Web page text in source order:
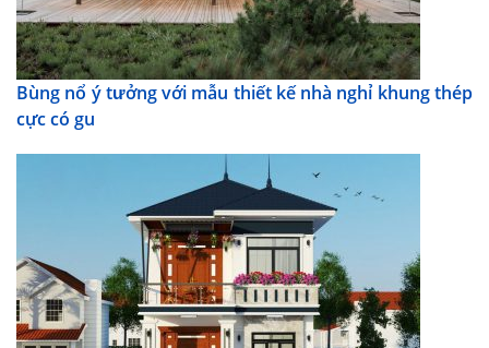
Bùng nổ ý tưởng với mẫu thiết kế nhà nghỉ khung thép
cực có gu